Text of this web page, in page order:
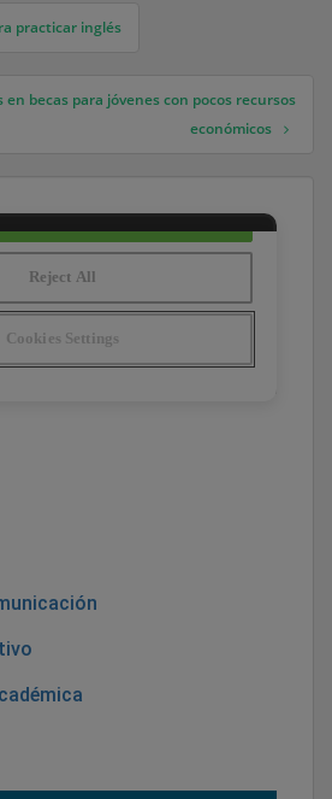
entradas
practicar inglés
en becas para jóvenes con pocos recursos
económicos